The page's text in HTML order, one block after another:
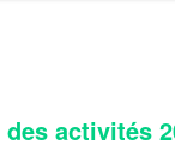
activités